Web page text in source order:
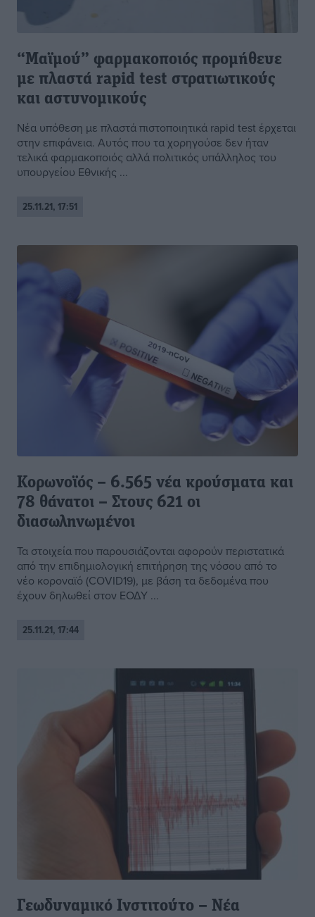
“Μαϊμού” φαρμακοποιός προμήθευε
με πλαστά rapid test στρατιωτικούς
και αστυνομικούς
Νέα υπόθεση με πλαστά πιστοποιητικά rapid test έρχεται
στην επιφάνεια. Αυτός που τα χορηγούσε δεν ήταν
τελικά φαρμακοποιός αλλά πολιτικός υπάλληλος του
υπουργείου Εθνικής ...
25.11.21, 17:51
Κορωνοϊός – 6.565 νέα κρούσματα και
78 θάνατοι – Στους 621 οι
διασωληνωμένοι
Τα στοιχεία που παρουσιάζονται αφορούν περιστατικά
από την επιδημιολογική επιτήρηση της νόσου από το
νέο κοροναϊό (COVID19), με βάση τα δεδομένα που
έχουν δηλωθεί στον ΕΟΔΥ ...
25.11.21, 17:44
Γεωδυναμικό Ινστιτούτο – Νέα